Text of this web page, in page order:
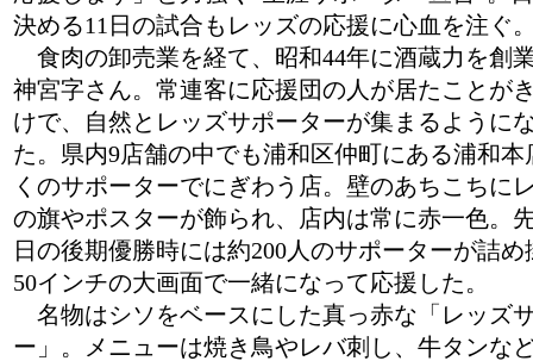
決める11日の試合もレッズの応援に心血を注ぐ
食肉の卸売業を経て、昭和44年に酒蔵力を創
神宮字さん。常連客に応援団の人が居たことが
けで、自然とレッズサポーターが集まるように
た。県内9店舗の中でも浦和区仲町にある浦和本
くのサポーターでにぎわう店。壁のあちこちに
の旗やポスターが飾られ、店内は常に赤一色。
日の後期優勝時には約200人のサポーターが詰め
50インチの大画面で一緒になって応援した。
名物はシソをベースにした真っ赤な「レッズ
ー」。メニューは焼き鳥やレバ刺し、牛タンな